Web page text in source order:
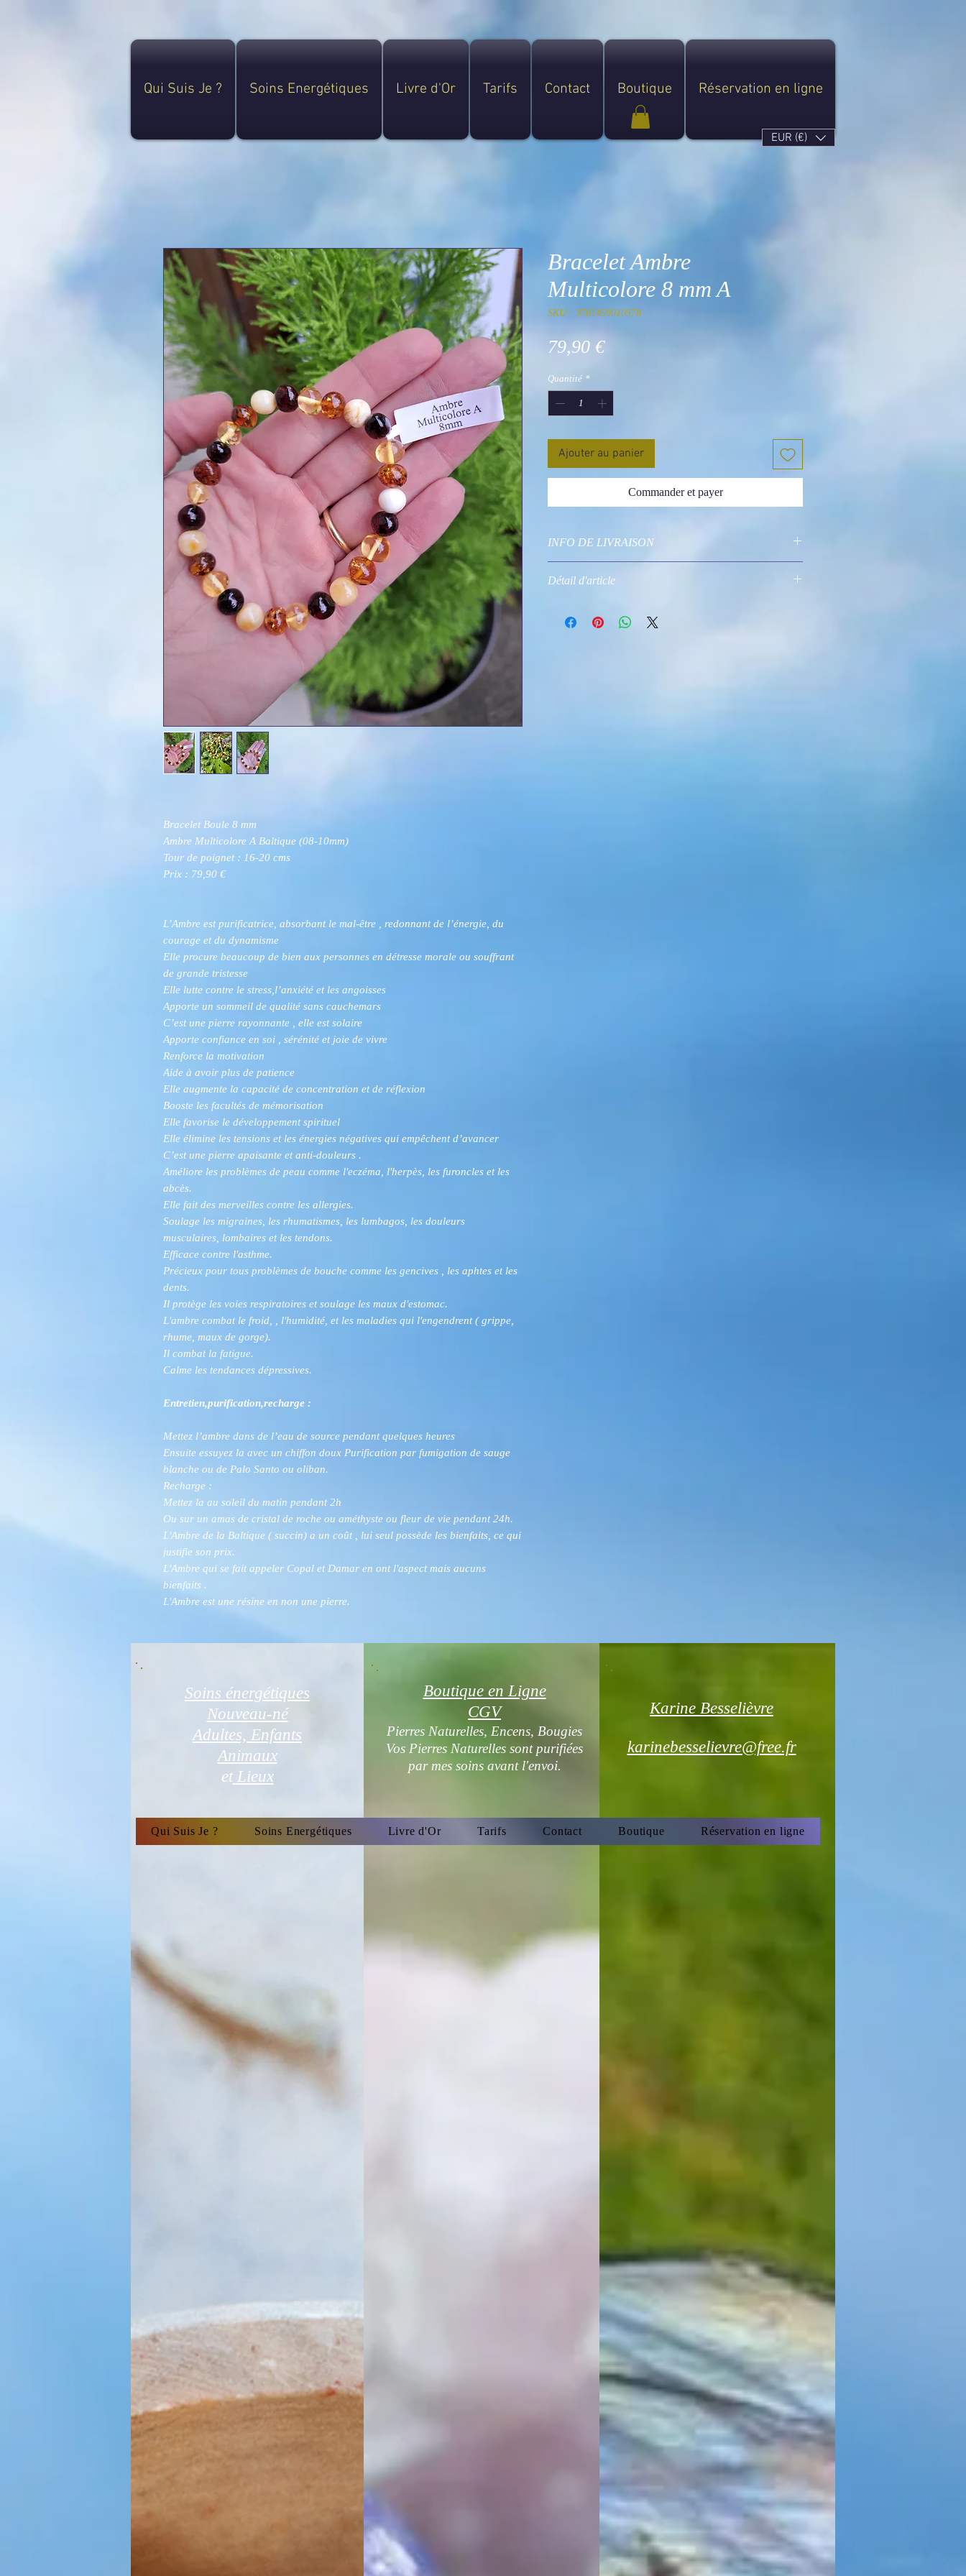
Qui Suis Je ? Soins Energétiques Livre d'Or Tarifs Contact Boutique Réservation en ligne
EUR (€)
Bracelet Boule 8 mm
Ambre Multicolore A Baltique (08-10mm)
Tour de poignet : 16-20 cms
Prix : 79,90 €
L’Ambre est purificatrice, absorbant le mal-être , redonnant de l’énergie, du
courage et du dynamisme
Elle procure beaucoup de bien aux personnes en détresse morale ou souffrant
de grande tristesse
Elle lutte contre le stress,l’anxiété et les angoisses
Apporte un sommeil de qualité sans cauchemars
C’est une pierre rayonnante , elle est solaire
Apporte confiance en soi , sérénité et joie de vivre
Renforce la motivation
Aide à avoir plus de patience
Elle augmente la capacité de concentration et de réflexion
Booste les facultés de mémorisation
Elle favorise le développement spirituel
Elle élimine les tensions et les énergies négatives qui empêchent d’avancer
C’est une pierre apaisante et anti-douleurs .
Améliore les problèmes de peau comme l'eczéma, l'herpès, les furoncles et les
abcès.
Elle fait des merveilles contre les allergies.
Soulage les migraines, les rhumatismes, les lumbagos, les douleurs
musculaires, lombaires et les tendons.
Efficace contre l'asthme.
Précieux pour tous problèmes de bouche comme les gencives , les aphtes et les
dents.
Il protège les voies respiratoires et soulage les maux d'estomac.
L'ambre combat le froid, , l'humidité, et les maladies qui l'engendrent ( grippe,
rhume, maux de gorge).
Il combat la fatigue.
Calme les tendances dépressives.
Entretien,purification,recharge :
Mettez l’ambre dans de l’eau de source pendant quelques heures
Ensuite essuyez la avec un chiffon doux Purification par fumigation de sauge
blanche ou de Palo Santo ou oliban.
Recharge :
Mettez la au soleil du matin pendant 2h
Ou sur un amas de cristal de roche ou améthyste ou fleur de vie pendant 24h.
L'Ambre de la Baltique ( succin) a un coût , lui seul possède les bienfaits, ce qui
justifie son prix.
L'Ambre qui se fait appeler Copal et Damar en ont l'aspect mais aucuns
bienfaits .
L'Ambre est une résine en non une pierre.
Bracelet Ambre
Multicolore 8 mm A
SKU : 3701459010578
79,90 €Prix
Quantité *
Ajouter au panier
Commander et payer
INFO DE LIVRAISON
Détail d'article
Soins énergétiques
Nouveau-né
Adultes, Enfants
Animaux
etLieux
Boutique en Ligne
CGV
Pierres Naturelles, Encens, Bougies
Vos Pierres Naturelles sont purifiées
par mes soins avant l'envoi.
Karine Besselièvre
karinebesselievre@free.fr
Qui Suis Je ? Soins Energétiques Livre d'Or Tarifs Contact Boutique Réservation en ligne